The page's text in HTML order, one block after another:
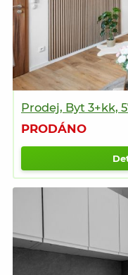
Prodej, Byt 3+kk,
PRODÁNO